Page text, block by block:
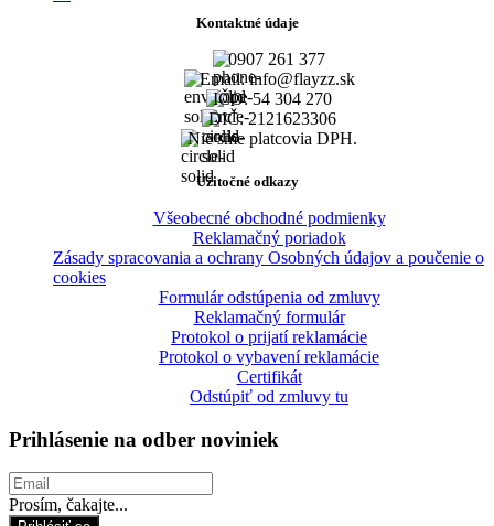
Kontaktné údaje
0907 261 377
Email: info@flayzz.sk
IČO: 54 304 270
DIČ: 2121623306
Nie sme platcovia DPH.
Užitočné odkazy
Všeobecné obchodné podmienky
Reklamačný poriadok
Zásady spracovania a ochrany Osobných údajov a poučenie o
cookies
Formulár odstúpenia od zmluvy
Reklamačný formulár
Protokol o prijatí reklamácie
Protokol o vybavení reklamácie
Certifikát
Odstúpiť od zmluvy tu
Prihlásenie na odber noviniek
Prosím, čakajte...